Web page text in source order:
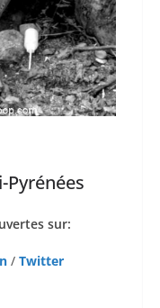
Pyrénées
sur:
/ Twitter